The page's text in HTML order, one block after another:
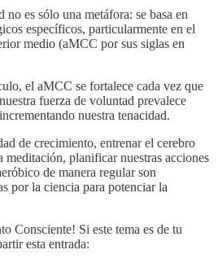
es sólo una metáfora: se basa en
específicos, particularmente en el
medio (aMCC por sus siglas en
el aMCC se fortalece cada vez que
fuerza de voluntad prevalece
nuestra tenacidad.
de crecimiento, entrenar el cerebro
meditación, planificar nuestras acciones
de manera regular son
por la ciencia para potenciar la
Consciente! Si este tema es de tu
esta entrada: